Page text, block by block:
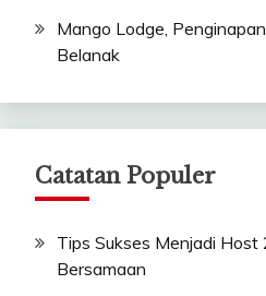
Mango Lodge,
Belanak
Catatan Populer
Tips Sukses Menjadi
Bersamaan